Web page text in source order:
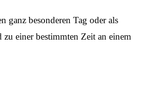
ganz besonderen Tag oder als
einer bestimmten Zeit an einem